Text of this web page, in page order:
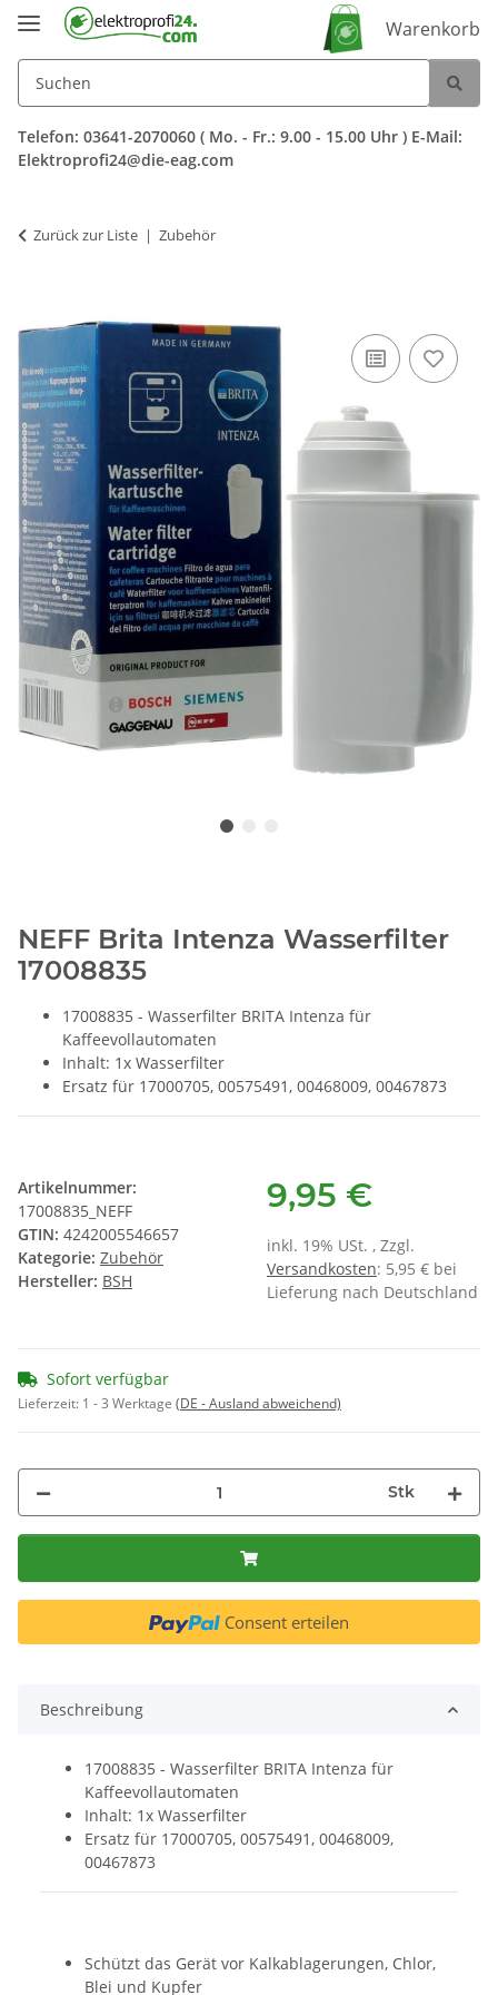
Warenkorb
Telefon: 03641-2070060 ( Mo. - Fr.: 9.00 - 15.00 Uhr ) E-Mail:
Elektroprofi24@die-eag.com
Zurück zur Liste Zubehör
NEFF Brita Intenza Wasserfilter
17008835
17008835 - Wasserfilter BRITA Intenza für
Kaffeevollautomaten
Inhalt: 1x Wasserfilter
Ersatz für 17000705, 00575491, 00468009, 00467873
Artikelnummer:
17008835_NEFF
GTIN: 4242005546657
Kategorie: Zubehör
Hersteller: BSH
9,95 €
inkl. 19% USt. , Zzgl.
Versandkosten: 5,95 € bei
Lieferung nach Deutschland
Sofort verfügbar
Lieferzeit: 1 - 3 Werktage (DE - Ausland abweichend)
Stk
Consent erteilen
Beschreibung
17008835 - Wasserfilter BRITA Intenza für
Kaffeevollautomaten
Inhalt: 1x Wasserfilter
Ersatz für 17000705, 00575491, 00468009,
00467873
Schützt das Gerät vor Kalkablagerungen, Chlor,
Blei und Kupfer